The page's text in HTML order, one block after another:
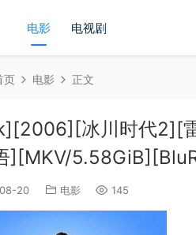
电影 电视剧
页 电影 正文
冰川时代2][
][MKV/
20 电影 145